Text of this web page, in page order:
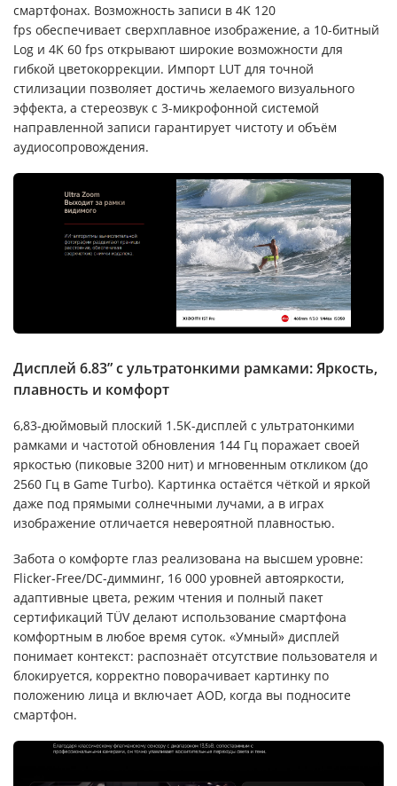
смартфонах. Возможность записи в 4K 120
fps обеспечивает сверхплавное изображение, а 10-битный
Log и 4K 60 fps открывают широкие возможности для
гибкой цветокоррекции. Импорт LUT для точной
стилизации позволяет достичь желаемого визуального
эффекта, а стереозвук с 3-микрофонной системой
направленной записи гарантирует чистоту и объём
аудиосопровождения.
Дисплей 6.83” с ультратонкими рамками: Яркость,
плавность и комфорт
6,83-дюймовый плоский 1.5K-дисплей с ультратонкими
рамками и частотой обновления 144 Гц поражает своей
яркостью (пиковые 3200 нит) и мгновенным откликом (до
2560 Гц в Game Turbo). Картинка остаётся чёткой и яркой
даже под прямыми солнечными лучами, а в играх
изображение отличается невероятной плавностью.
Забота о комфорте глаз реализована на высшем уровне:
Flicker-Free/DC-димминг, 16 000 уровней автояркости,
адаптивные цвета, режим чтения и полный пакет
сертификаций TÜV делают использование смартфона
комфортным в любое время суток. «Умный» дисплей
понимает контекст: распознаёт отсутствие пользователя и
блокируется, корректно поворачивает картинку по
положению лица и включает AOD, когда вы подносите
смартфон.